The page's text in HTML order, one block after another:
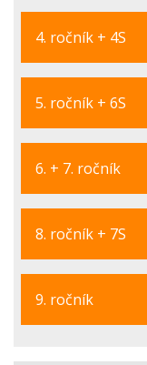
4. ročník + 4S
5. ročník + 6S
6. + 7. ročník
8. ročník + 7S
9. ročník